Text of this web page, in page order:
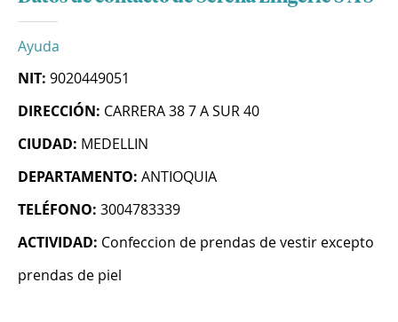
Ayuda
NIT: 9020449051
DIRECCIÓN: CARRERA 38 7 A SUR 40
CIUDAD: MEDELLIN
DEPARTAMENTO: ANTIOQUIA
TELÉFONO: 3004783339
ACTIVIDAD: Confeccion de prendas de vestir excepto
prendas de piel